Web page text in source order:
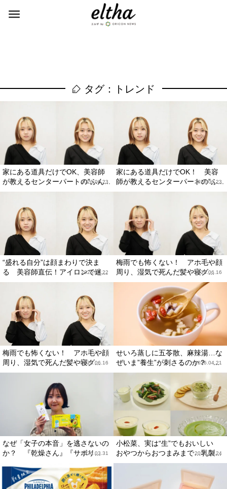
タグ：トレンド
家にある道具だけでOK、美容師
が教えるセンターパートの”ふん...
2026.06.23
家にある道具だけでOK！ 美容
師が教えるセンターパートの”ふ...
2026.06.23
“盛れる自分”は顔まわりで決ま
る 美容師直伝！アイロンで迷...
2026.06.22
梅雨でも怖くない！ アホ毛や顔
周り、湿気で死んだ髪や寝グ...
2026.06.16
梅雨でも怖くない！ アホ毛や顔
周り、湿気で死んだ髪や寝グ...
2026.06.16
せいろ蒸しに五苓散、麻辣湯…な
ぜいま”養生”が刺さるのか？ ...
2026.04.21
なぜ「女子の本音」を逃さないの
か？ 『乾燥さん』『サボリ...
2026.03.31
小松菜、実は“生”でもおいしい
おやつからおつまみまで…乳製...
2026.03.24